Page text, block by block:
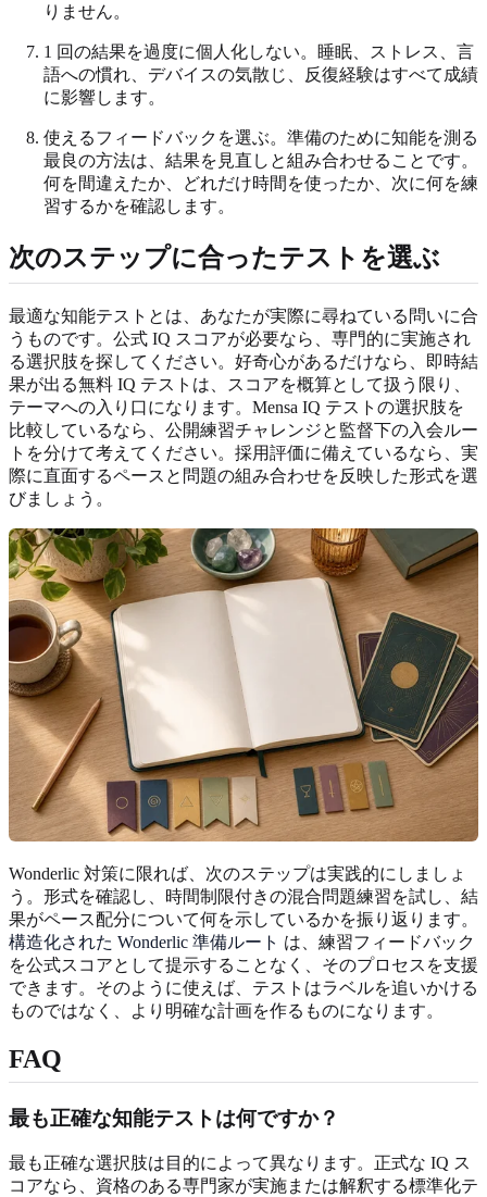
りません。
1 回の結果を過度に個人化しない。睡眠、ストレス、言
語への慣れ、デバイスの気散じ、反復経験はすべて成績
に影響します。
使えるフィードバックを選ぶ。準備のために知能を測る
最良の方法は、結果を見直しと組み合わせることです。
何を間違えたか、どれだけ時間を使ったか、次に何を練
習するかを確認します。
次のステップに合ったテストを選ぶ
最適な知能テストとは、あなたが実際に尋ねている問いに合
うものです。公式 IQ スコアが必要なら、専門的に実施され
る選択肢を探してください。好奇心があるだけなら、即時結
果が出る無料 IQ テストは、スコアを概算として扱う限り、
テーマへの入り口になります。Mensa IQ テストの選択肢を
比較しているなら、公開練習チャレンジと監督下の入会ルー
トを分けて考えてください。採用評価に備えているなら、実
際に直面するペースと問題の組み合わせを反映した形式を選
びましょう。
Wonderlic 対策に限れば、次のステップは実践的にしましょ
う。形式を確認し、時間制限付きの混合問題練習を試し、結
果がペース配分について何を示しているかを振り返ります。
構造化された Wonderlic 準備ルート は、練習フィードバック
を公式スコアとして提示することなく、そのプロセスを支援
できます。そのように使えば、テストはラベルを追いかける
ものではなく、より明確な計画を作るものになります。
FAQ
最も正確な知能テストは何ですか？
最も正確な選択肢は目的によって異なります。正式な IQ ス
コアなら、資格のある専門家が実施または解釈する標準化テ